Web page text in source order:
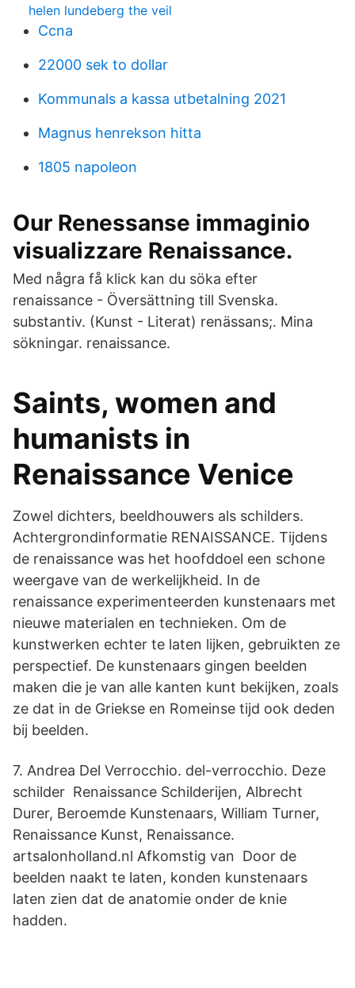
helen lundeberg the veil
Ccna
22000 sek to dollar
Kommunals a kassa utbetalning 2021
Magnus henrekson hitta
1805 napoleon
Our Renessanse immaginio
visualizzare Renaissance.
Med några få klick kan du söka efter
renaissance - Översättning till Svenska.
substantiv. (Kunst - Literat) renässans;. Mina
sökningar. renaissance.
Saints, women and
humanists in
Renaissance Venice
Zowel dichters, beeldhouwers als schilders.
Achtergrondinformatie RENAISSANCE. Tijdens
de renaissance was het hoofddoel een schone
weergave van de werkelijkheid. In de
renaissance experimenteerden kunstenaars met
nieuwe materialen en technieken. Om de
kunstwerken echter te laten lijken, gebruikten ze
perspectief. De kunstenaars gingen beelden
maken die je van alle kanten kunt bekijken, zoals
ze dat in de Griekse en Romeinse tijd ook deden
bij beelden.
7. Andrea Del Verrocchio. del-verrocchio. Deze
schilder Renaissance Schilderijen, Albrecht
Durer, Beroemde Kunstenaars, William Turner,
Renaissance Kunst, Renaissance.
artsalonholland.nl Afkomstig van Door de
beelden naakt te laten, konden kunstenaars
laten zien dat de anatomie onder de knie
hadden.